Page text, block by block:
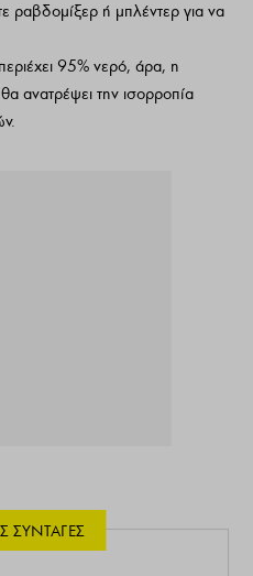
ραβδομίξερ ή μπλέντερ για να
95% νερό, άρα, η
ανατρέψει την ισορροπία
ΣΥΝΤΑΓΈΣ